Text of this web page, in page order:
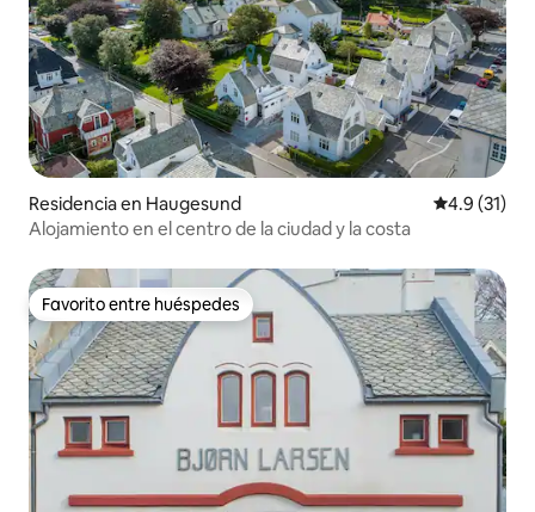
Residencia en Haugesund Calificación
4.9 (31)
Alojamiento en el centro de la ciudad y la costa
Favorito entre huéspedes
Favorito entre huéspedes